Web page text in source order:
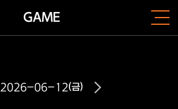
GAME
2026-06-12(금)